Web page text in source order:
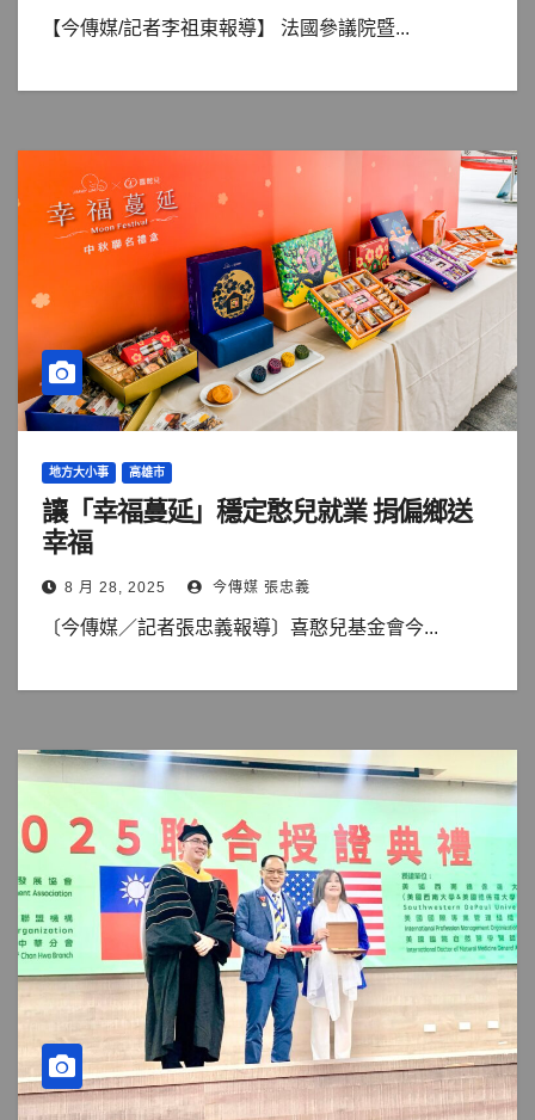
【今傳媒/記者李祖東報導】 法國參議院暨...
地方大小事 高雄市
讓「幸福蔓延」穩定憨兒就業 捐偏鄉送
幸福
8 月 28, 2025 今傳媒 張忠義
〔今傳媒／記者張忠義報導〕喜憨兒基金會今...